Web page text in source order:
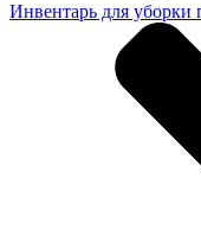
Инвентарь для